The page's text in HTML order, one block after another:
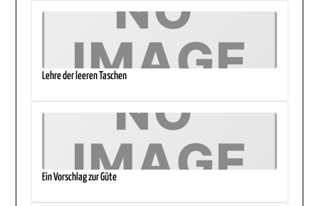
Lehre der leeren Taschen
Ein Vorschlag zur Güte